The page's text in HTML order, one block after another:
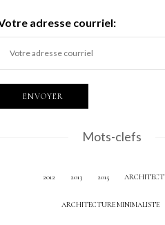
adresse courriel:
Mots-clefs
2012 2013 2015
ARCHITECTURE MINIMALISTE